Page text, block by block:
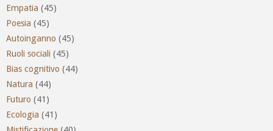
Empatia (45)
Poesia (45)
Autoinganno (45)
Ruoli sociali (45)
Bias cognitivo (44)
Natura (44)
Futuro (41)
Ecologia (41)